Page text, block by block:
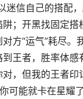
迷信自己的搭配
；开黑找固定搭
方“运气”耗尽。
王者，胜率体感
，但我的王者印
可能就卡在星耀